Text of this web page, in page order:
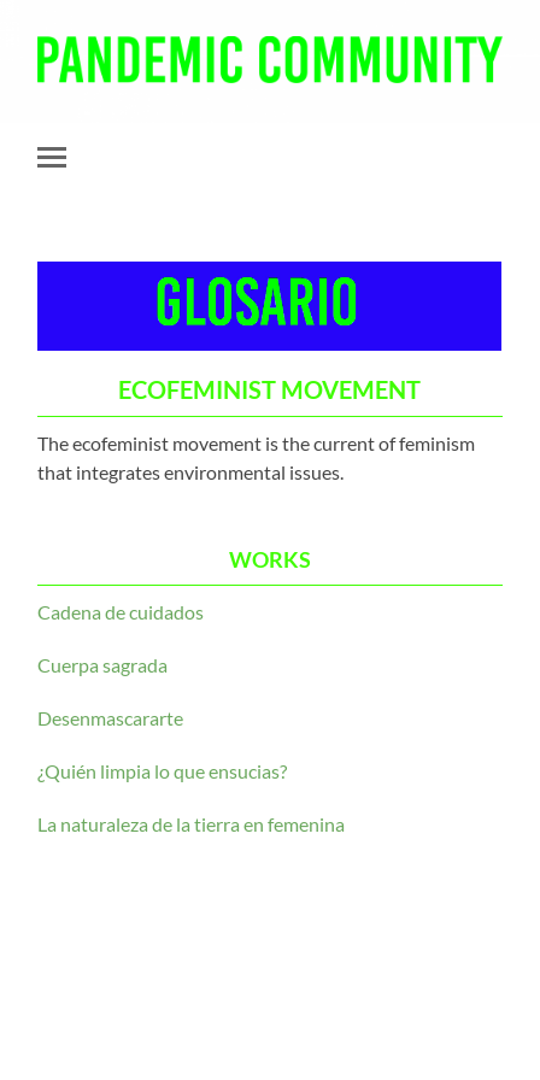
Pandemic
Toggle
ECOFEMINIST MOVEMENT
The ecofeminist movement is the current of feminism
that integrates environmental issues.
WORKS
Cadena de cuidados
Cuerpa sagrada
Desenmascararte
¿Quién limpia lo que ensucias?
La naturaleza de la tierra en femenina